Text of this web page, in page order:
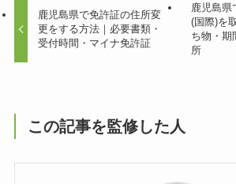
鹿児島県で免許証の住所変
更をする方法｜必要書類・
受付時間・マイナ免許証
鹿児島県
(国際)を
ち物・期
所
この記事を監修した人